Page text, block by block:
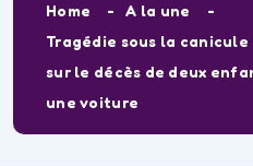
Home
A la une
Tragédie sous la
sur le décès de deux
une voiture